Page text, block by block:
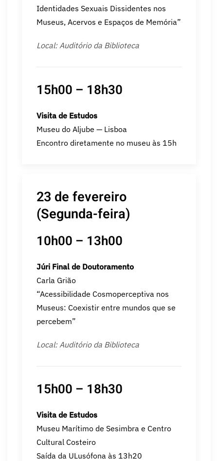
Identidades Sexuais Dissidentes nos
Museus, Acervos e Espaços de Memória”
Local: Auditório da Biblioteca
15h00 – 18h30
Visita de Estudos
Museu do Aljube — Lisboa
Encontro diretamente no museu às 15h
23 de fevereiro
(Segunda-feira)
10h00 – 13h00
Júri Final de Doutoramento
Carla Grião
“Acessibilidade Cosmoperceptiva nos
Museus: Coexistir entre mundos que se
percebem”
Local: Auditório da Biblioteca
15h00 – 18h30
Visita de Estudos
Museu Marítimo de Sesimbra e Centro
Cultural Costeiro
Saída da ULusófona às 13h20